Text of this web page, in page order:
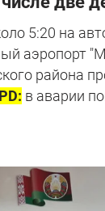
5:20 на
аэропорт
района
в аварии